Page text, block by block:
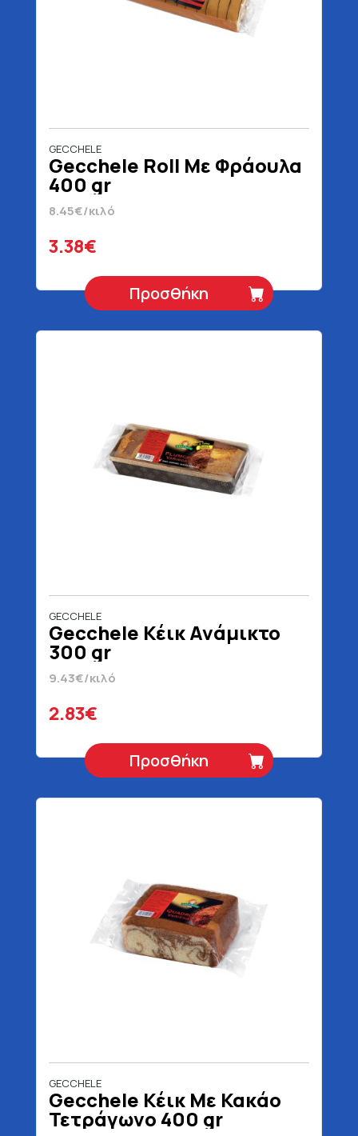
GECCHELE
Gecchele Roll Με Φράουλα
400 gr
8.45€/κιλό
3.38€
Προσθήκη
GECCHELE
Gecchele Κέικ Ανάμικτο
300 gr
9.43€/κιλό
2.83€
Προσθήκη
GECCHELE
Gecchele Κέικ Με Κακάο
Τετράγωνο 400 gr